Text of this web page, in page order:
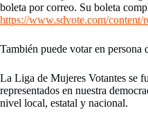
boleta por correo. Su boleta
https://www.sdvote.com/
También puede votar en persona
La Liga de Mujeres Votantes se
representados en nuestra
nivel local, estatal y nacional.